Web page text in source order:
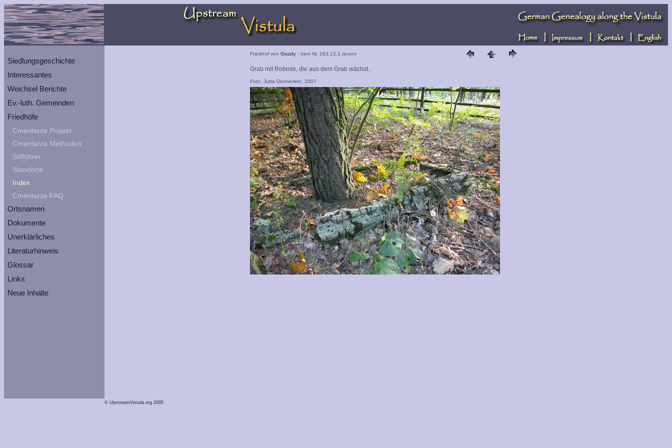
Siedlungsgeschichte
Interessantes
Weichsel Berichte
Ev.-luth. Gemeinden
Friedhöfe
Cmentarze Projekt
Cmentarze Methoden
Stilführer
Standorte
Index
Cmentarze FAQ
Ortsnamen
Dokumente
Unerklärliches
Literaturhinweis
Glossar
Links
Neue Inhalte
Friedhof von Gozdy- Item Nr. 283.13.1.recent
Grab mit Robinie, die aus dem Grab wächst.
Foto: Jutta Dennerlein, 2007
© UpstreamVistula.org 2005